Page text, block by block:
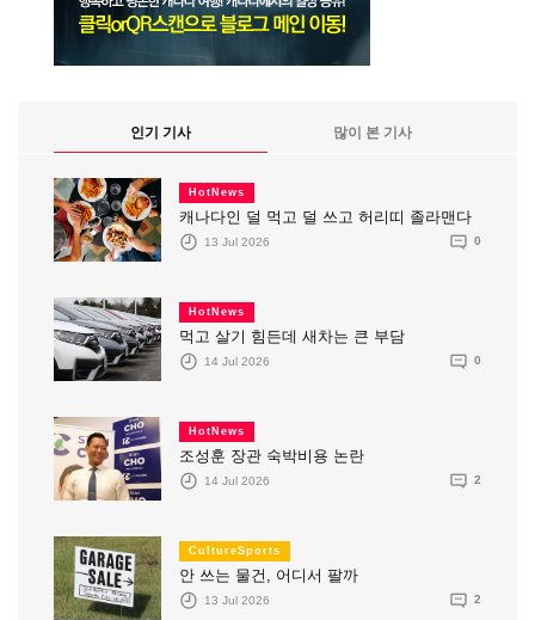
인기 기사 많이 본 기사
HotNews
캐나다인 덜 먹고 덜 쓰고 허리띠 졸라맨다
13 Jul 2026 0
HotNews
먹고 살기 힘든데 새차는 큰 부담
14 Jul 2026 0
HotNews
조성훈 장관 숙박비용 논란
14 Jul 2026 2
CultureSports
안 쓰는 물건, 어디서 팔까
13 Jul 2026 2